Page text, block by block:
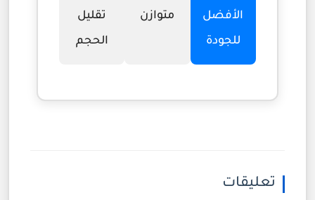
الأفضل
للجودة
متوازن
تقليل
الحجم
تعليقات